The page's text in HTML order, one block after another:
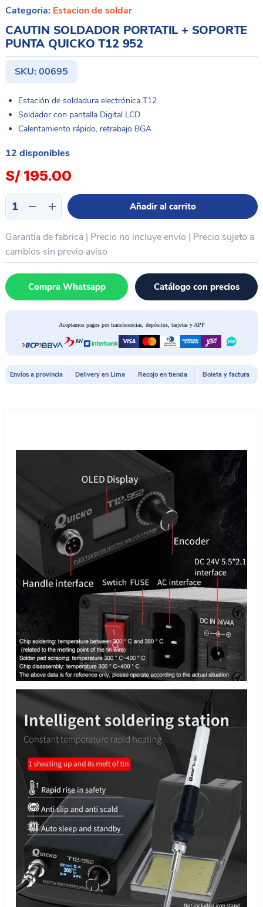
Categoria: Estacion de soldar
CAUTIN SOLDADOR PORTATIL + SOPORTE
PUNTA QUICKO T12 952
SKU: 00695
Estación de soldadura electrónica T12
Soldador con pantalla Digital LCD
Calentamiento rápido, retrabajo BGA
12 disponibles
S/ 195.00
CAUTIN
SOLDADOR
+
SOPORTE
PUNTA
QUICKO
T12
952
Añadir al carrito
Garantía de fabrica | Precio no incluye envío | Precio sujeto a
cambios sin previo aviso
Compra Whatsapp Catálogo con precios
Aceptamos pagos por transferencias, depósitos, tarjetas y APP
Envíos a provincia Delivery en Lima Recojo en tienda Boleta y factura